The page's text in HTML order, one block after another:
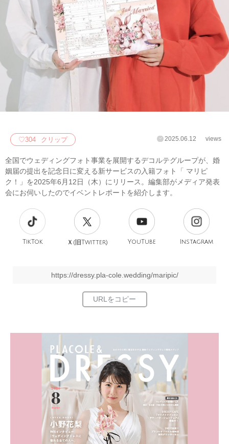
♡304 クリップ 2025.06.12 views
全国でウェディングフォト事業を展開するデコルテグループが、婚
姻届の提出を記念日に変える新サー‬‭ビ‬‭スの入籍フォト「 マリピ
ク！」を2025年6月12日（木）にリリース。編集部がメディア発表
会にお伺いしたのでイベントレポートを紹介します。
TikTok Ｘ(旧Twitter) YouTube Instagram
https://dressy.pla-cole.wedding/maripic/